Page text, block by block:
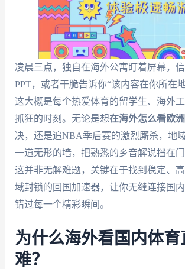
凌晨三点，独自在海外公寓盯着屏幕，
PPT，或者干脆告诉你“该内容在你所
这大概是每个热爱体育的留学生、海外
抓狂的时刻。无论是想在海外怎么看欧
决，还是追NBA季后赛的激烈厮杀，地
一道无形的墙，把熟悉的乡音解说挡在门
这并非无解难题，关键在于找到稳定、
域封锁的回国加速器，让你无缝连接国
错过每一个精彩瞬间。
为什么海外看国内体育
难？